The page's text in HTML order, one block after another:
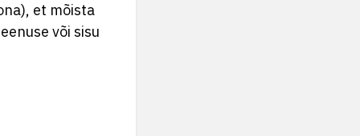
et mõista
või sisu